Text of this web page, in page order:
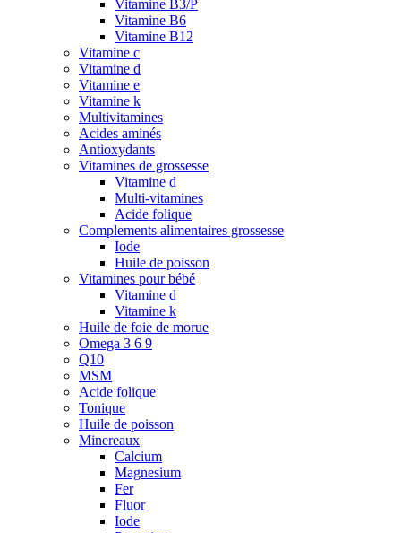
Vitamine B3/P
Vitamine B6
Vitamine B12
Vitamine c
Vitamine d
Vitamine e
Vitamine k
Multivitamines
Acides aminés
Antioxydants
Vitamines de grossesse
Vitamine d
Multi-vitamines
Acide folique
Complements alimentaires grossesse
Iode
Huile de poisson
Vitamines pour bébé
Vitamine d
Vitamine k
Huile de foie de morue
Omega 3 6 9
Q10
MSM
Acide folique
Tonique
Huile de poisson
Minereaux
Calcium
Magnesium
Fer
Fluor
Iode